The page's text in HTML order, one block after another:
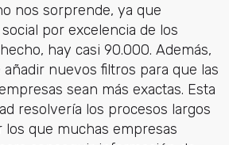
nos sorprende, ya que
por excelencia de los
hay casi 90.000. Además,
nuevos filtros para que las
sean más exactas. Esta
resolvería los procesos largos
los que muchas empresas